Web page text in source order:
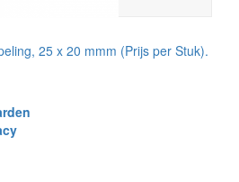
25 x 20 mmm (Prijs per Stuk).